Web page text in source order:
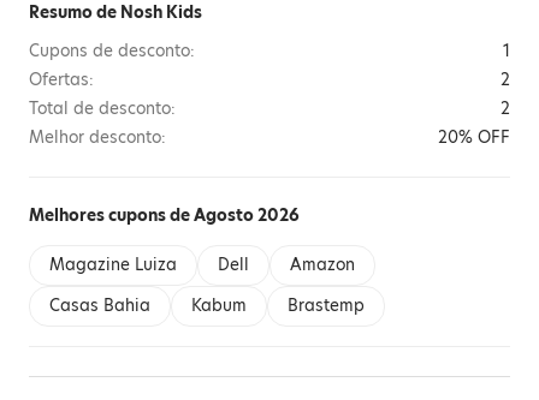
Resumo de Nosh Kids
Cupons de desconto:
1
Ofertas:
2
Total de desconto:
2
Melhor desconto:
20% OFF
Melhores cupons de Agosto 2026
Magazine Luiza Dell
Amazon
Casas Bahia
Kabum Brastemp